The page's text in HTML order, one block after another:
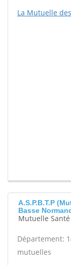
La Mutuelle
A.S.P.B.T.P
Basse
Mutuelle
Département:
mutuelles